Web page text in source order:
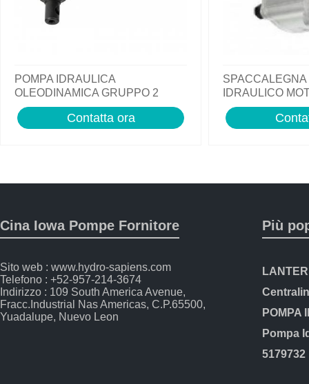
POMPA IDRAULICA
OLEODINAMICA GRUPPO 2
ROTAZIONE SINISTRA PER
TRATTORE LANDINI
Contatta ora
IDRAULICO
Cina Iowa Pompe Fornitore
Sito web : www.hydro-sapiens.com
Telefono : +52-957-214-3674
Indirizzo : 109 South America Avenue,
Fracc.Industrial Nas Americas, C.P.65500,
Yuadalupe, Nuevo Leon
Più